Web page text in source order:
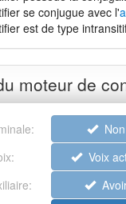
se conjugue avec l'
est de type
moteur de
Non
Voix